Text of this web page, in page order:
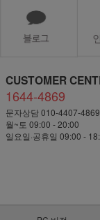
CUSTOMER
1644-4869
문자상담 010-4407-4869
월~토 09:00 - 20:00
일요일·공휴일 09:00 -